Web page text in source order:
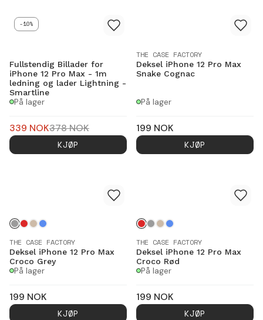
-10%
Fullstendig Billader for
iPhone 12 Pro Max - 1m
ledning og lader Lightning -
Smartline
På lager
339 NOK378NOK
KJØP
THE CASE FACTORY
Deksel iPhone 12 Pro Max
Snake Cognac
På lager
199 NOK
KJØP
THE CASE FACTORY
Deksel iPhone 12 Pro Max
Croco Grey
På lager
199 NOK
KJØP
THE CASE FACTORY
Deksel iPhone 12 Pro Max
Croco Rød
På lager
199 NOK
KJØP